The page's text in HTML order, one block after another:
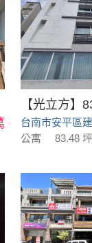
台南市安平區
公寓 83.48 坪